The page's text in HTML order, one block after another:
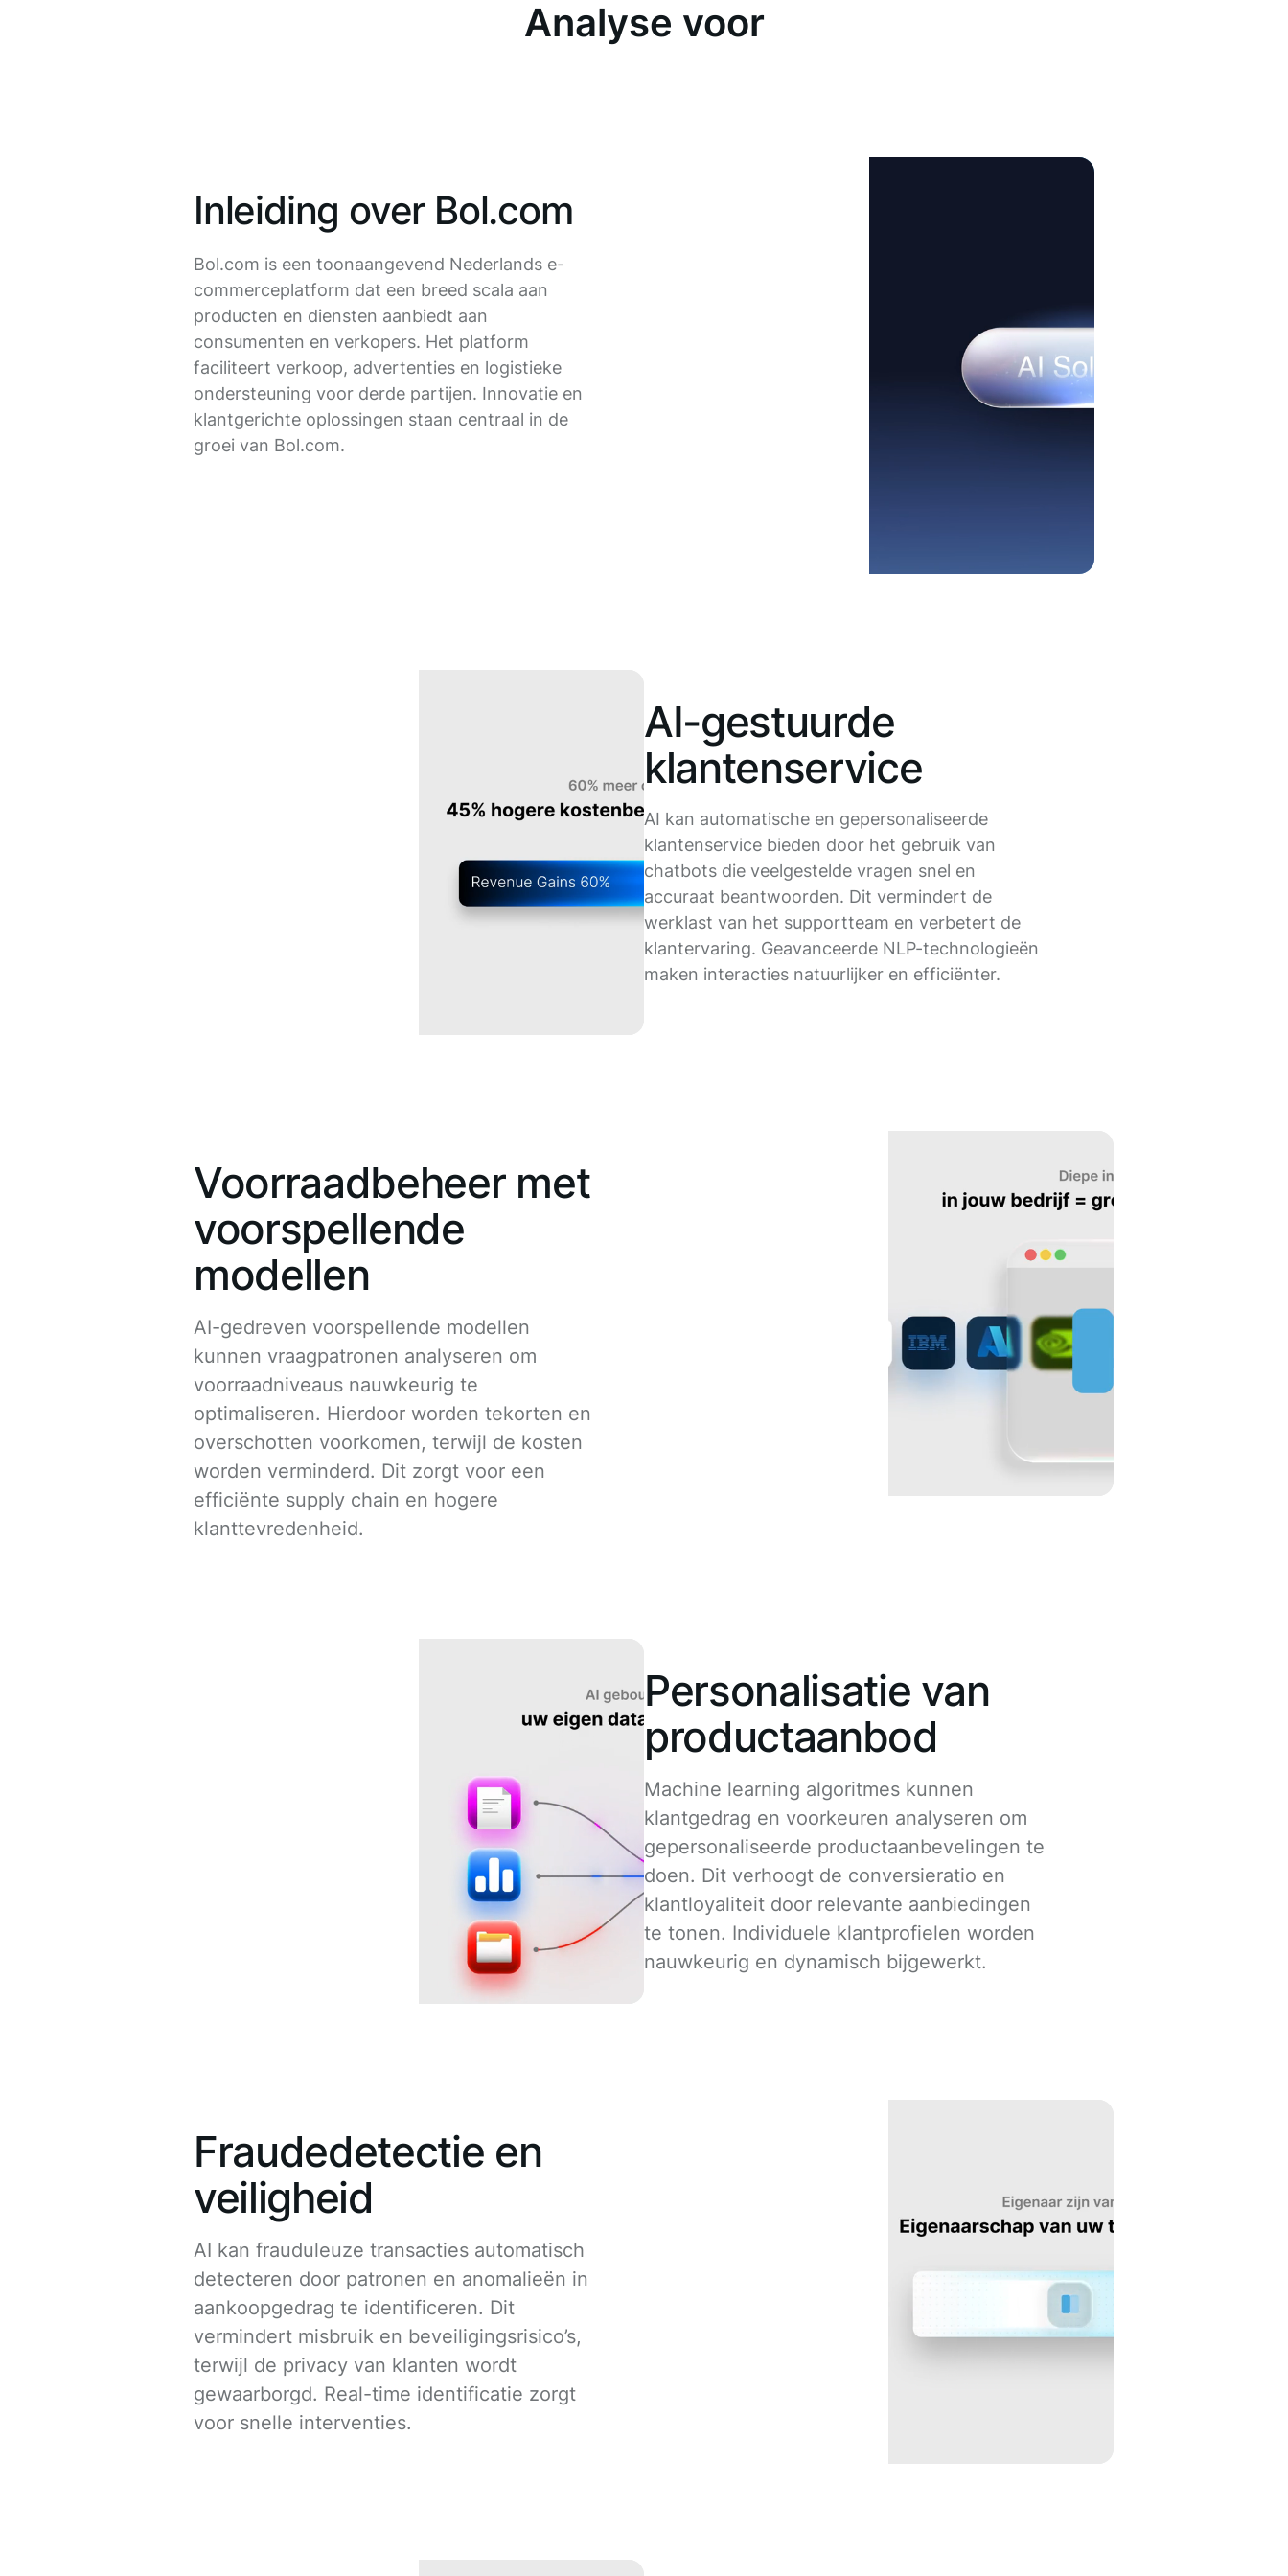
Analyse voor
Inleiding over Bol.com
Bol.com is een toonaangevend Nederlands e-
commerceplatform dat een breed scala aan
producten en diensten aanbiedt aan
consumenten en verkopers. Het platform
faciliteert verkoop, advertenties en logistieke
ondersteuning voor derde partijen. Innovatie en
klantgerichte oplossingen staan centraal in de
groei van Bol.com.
AI-gestuurde
klantenservice
AI kan automatische en gepersonaliseerde
klantenservice bieden door het gebruik van
chatbots die veelgestelde vragen snel en
accuraat beantwoorden. Dit vermindert de
werklast van het supportteam en verbetert de
klantervaring. Geavanceerde NLP-technologieën
maken interacties natuurlijker en efficiënter.
Voorraadbeheer met
voorspellende
modellen
AI-gedreven voorspellende modellen
kunnen vraagpatronen analyseren om
voorraadniveaus nauwkeurig te
optimaliseren. Hierdoor worden tekorten en
overschotten voorkomen, terwijl de kosten
worden verminderd. Dit zorgt voor een
efficiënte supply chain en hogere
klanttevredenheid.
Personalisatie van
productaanbod
Machine learning algoritmes kunnen
klantgedrag en voorkeuren analyseren om
gepersonaliseerde productaanbevelingen te
doen. Dit verhoogt de conversieratio en
klantloyaliteit door relevante aanbiedingen
te tonen. Individuele klantprofielen worden
nauwkeurig en dynamisch bijgewerkt.
Fraudedetectie en
veiligheid
AI kan frauduleuze transacties automatisch
detecteren door patronen en anomalieën in
aankoopgedrag te identificeren. Dit
vermindert misbruik en beveiligingsrisico’s,
terwijl de privacy van klanten wordt
gewaarborgd. Real-time identificatie zorgt
voor snelle interventies.